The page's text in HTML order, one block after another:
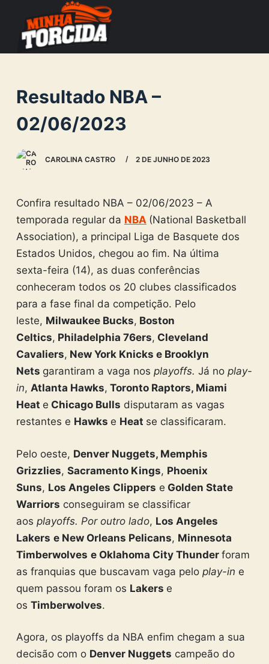
n
Resultado NBA –
02/06/2023
CAROLINA CASTRO 2 DE JUNHO DE 2023
Confira resultado NBA – 02/06/2023 – A
temporada regular da NBA (National Basketball
Association), a principal Liga de Basquete dos
Estados Unidos, chegou ao fim. Na última
sexta-feira (14), as duas conferências
conheceram todos os 20 clubes classificados
para a fase final da competição. Pelo
leste, Milwaukee Bucks, Boston
Celtics, Philadelphia 76ers, Cleveland
Cavaliers, New York Knicks e Brooklyn
Nets garantiram a vaga nos playoffs. Já no play-
in, Atlanta Hawks, Toronto Raptors, Miami
Heat e Chicago Bulls disputaram as vagas
restantes e Hawks e Heat se classificaram.
Pelo oeste, Denver Nuggets, Memphis
Grizzlies, Sacramento Kings, Phoenix
Suns, Los Angeles Clippers e Golden State
Warriors conseguiram se classificar
aos playoffs. Por outro lado, Los Angeles
Lakers e New Orleans Pelicans, Minnesota
Timberwolves e Oklahoma City Thunder foram
as franquias que buscavam vaga pelo play-in e
quem passou foram os Lakers e
os Timberwolves.
Agora, os playoffs da NBA enfim chegam a sua
decisão com o Denver Nuggets campeão do